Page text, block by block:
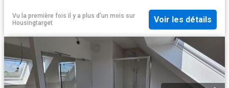
Vu la première fois il y a plus d'un mois sur
Housingtarget
Voir les détails